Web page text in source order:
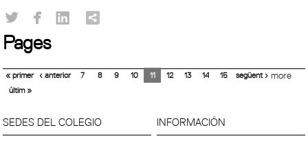
Pages
« primer ‹ anterior 7 8 9 10 11 12 13 14 15
següent ›
últim »
more
SEDES DEL COLEGIO INFORMACIÓN